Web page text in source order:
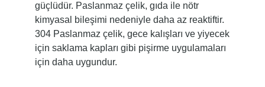
güçlüdür. Paslanmaz çelik, gıda ile nötr
kimyasal bileşimi nedeniyle daha az reaktiftir.
304 Paslanmaz çelik, gece kalışları ve yiyecek
için saklama kapları gibi pişirme uygulamaları
için daha uygundur.